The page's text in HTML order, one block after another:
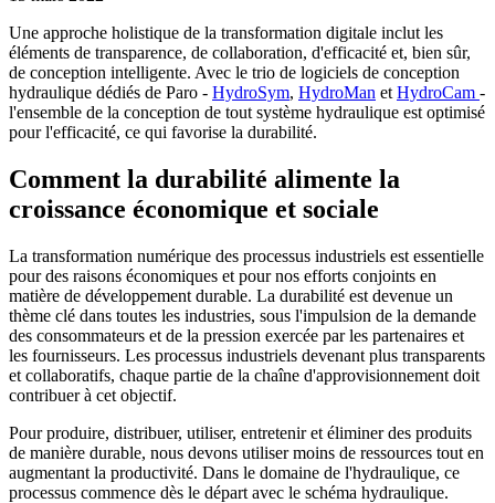
Une approche holistique de la transformation digitale inclut les
éléments de transparence, de collaboration, d'efficacité et, bien sûr,
de conception intelligente. Avec le trio de logiciels de conception
hydraulique dédiés de Paro - HydroSym, HydroMan et HydroCam -
l'ensemble de la conception de tout système hydraulique est optimisé
pour l'efficacité, ce qui favorise la durabilité.
Comment la durabilité alimente la
croissance économique et sociale
La transformation numérique des processus industriels est essentielle
pour des raisons économiques et pour nos efforts conjoints en
matière de développement durable. La durabilité est devenue un
thème clé dans toutes les industries, sous l'impulsion de la demande
des consommateurs et de la pression exercée par les partenaires et
les fournisseurs. Les processus industriels devenant plus transparents
et collaboratifs, chaque partie de la chaîne d'approvisionnement doit
contribuer à cet objectif.
Pour produire, distribuer, utiliser, entretenir et éliminer des produits
de manière durable, nous devons utiliser moins de ressources tout en
augmentant la productivité. Dans le domaine de l'hydraulique, ce
processus commence dès le départ avec le schéma hydraulique.